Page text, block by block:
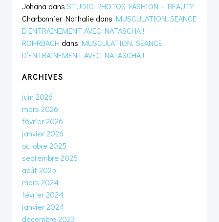
Johana dans STUDIO PHOTOS FASHION – BEAUTY
Charbonnier Nathalie dans MUSCULATION, SEANCE
D’ENTRAINEMENT AVEC NATASCHA !
ROHRBACH dans MUSCULATION, SEANCE
D’ENTRAINEMENT AVEC NATASCHA !
ARCHIVES
juin 2026
mars 2026
février 2026
janvier 2026
octobre 2025
septembre 2025
août 2025
mars 2024
février 2024
janvier 2024
décembre 2023